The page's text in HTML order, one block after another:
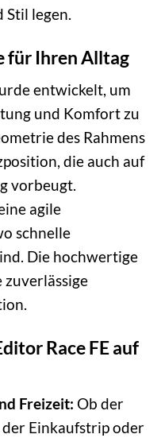
legen.
für Ihren Alltag
entwickelt, um
und Komfort zu
des Rahmens
die auch auf
vorbeugt.
agile
schnelle
Die hochwertige
Race FE auf
Freizeit: Ob der
Einkaufstrip oder